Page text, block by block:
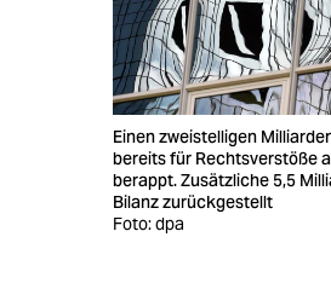
veranstaltungen
fragen & hilfe
Einen zweistelligen
bereits für Rechtsverstöße
berappt. Zusätzliche 5,5
Bilanz zurückgestellt
Foto: dpa